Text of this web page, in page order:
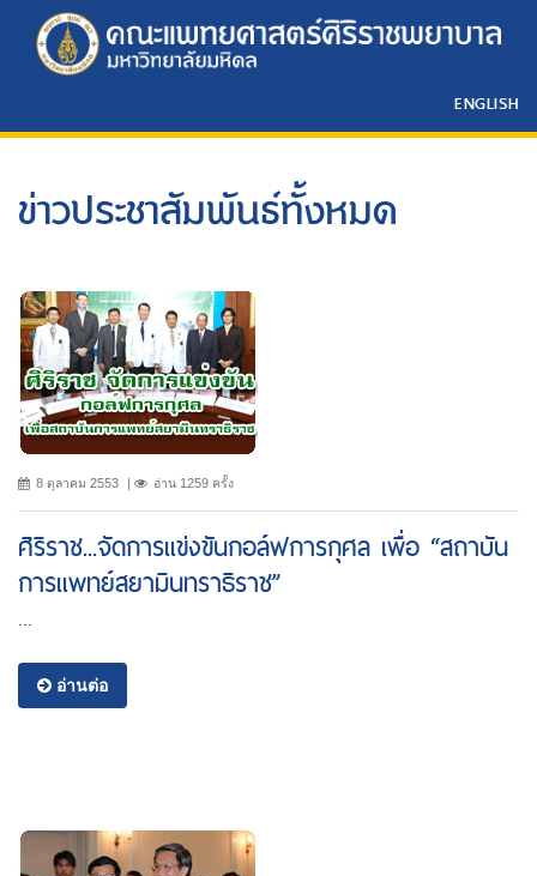
ENGLISH
ข่าวประชาสัมพันธ์ทั้งหมด
8 ตุลาคม 2553 อ่าน 1259 ครั้ง
ศิริราช...จัดการแข่งขันกอล์ฟการกุศล เพื่อ “สถาบัน
การแพทย์สยามินทราธิราช”
อ่านต่อ